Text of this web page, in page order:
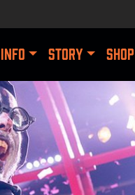
INFO STORY SHOP